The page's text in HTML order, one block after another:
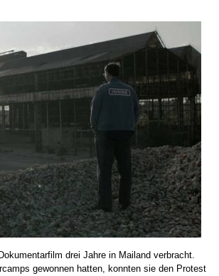
drei Jahre in Mailand verbracht.
gewonnen hatten, konnten sie den Protest